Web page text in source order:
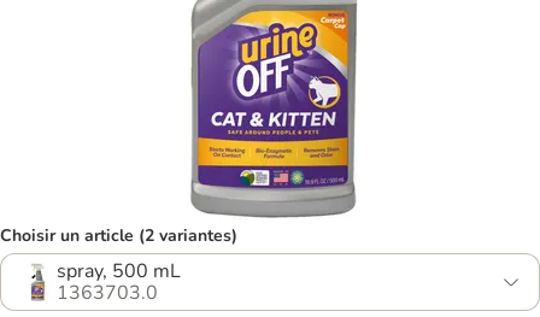
Choisir un article (2 variantes)
spray, 500 mL
1363703.0